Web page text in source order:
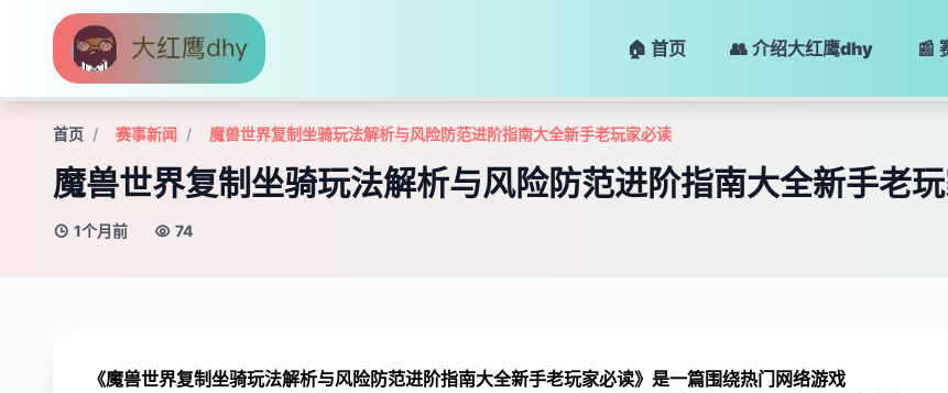
🏠 首页 👥 介绍大红鹰dhy 📰
首页 赛事新闻 魔兽世界复制坐骑玩法解析与风险防范进阶指南大全新手老玩家必读
魔兽世界复制坐骑玩法解析与风险防范进阶指南大全新手老
1个月前 74
《魔兽世界复制坐骑玩法解析与风险防范进阶指南大全新手老玩家必读》是一篇围绕热门网络游戏